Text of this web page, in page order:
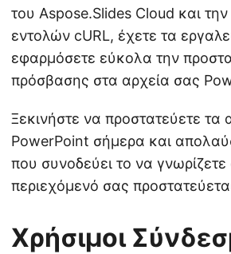
του Aspose.Slides Cloud και
εντολών cURL, έχετε τα
εφαρμόσετε εύκολα την
πρόσβασης στα αρχεία σας
Ξεκινήστε να προστατεύετε τα
PowerPoint σήμερα και
που συνοδεύει το να γνωρίζετε
περιεχόμενό σας
Χρήσιμοι